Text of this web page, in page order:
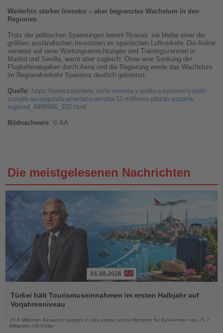
Weiterhin starker Investor – aber begrenztes Wachstum in den
Regionen
Trotz der politischen Spannungen betont Ryanair, sie bleibe einer der
größten ausländischen Investoren im spanischen Luftverkehr. Die Airline
verweist auf neue Wartungseinrichtungen und Trainingszentren in
Madrid und Sevilla, warnt aber zugleich: Ohne eine Senkung der
Flughafenabgaben durch Aena und die Regierung werde das Wachstum
im Regionalverkehr Spaniens deutlich gebremst.
Quelle: https://www.tourinews.es/economia-y-politica-turismo/ryanair-
cumple-su-segunda-amenaza-recorta-12-millones-plazas-espana-
regional_4488966_102.html
Bildnachweis: © AA
Die meistgelesenen Nachrichten
Sie
die
Nachrichten
01.08.2026
Türkei hält Tourismuseinnahmen im ersten Halbjahr auf
Vorjahresniveau
25,8 Millionen Besucher sorgten in den ersten sechs Monaten für Einnahmen von 25,7
Milliarden US-Dollar